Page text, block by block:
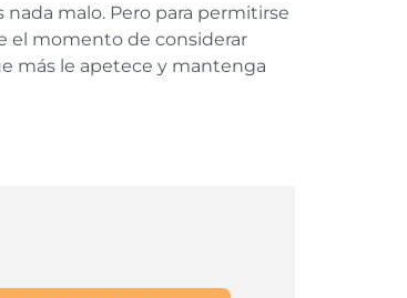
malo. Pero para permitirse
el momento de considerar
más le apetece y mantenga